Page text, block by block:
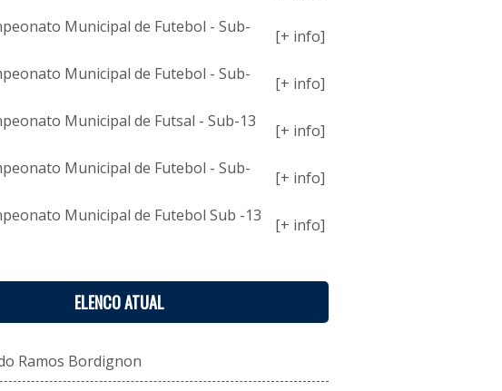
Municipal de Futebol - Sub-
[+ info]
Municipal de Futebol - Sub-
[+ info]
Municipal de Futsal - Sub-13
[+ info]
Municipal de Futebol - Sub-
[+ info]
Municipal de Futebol Sub -13
[+ info]
ELENCO ATUAL
Ramos Bordignon